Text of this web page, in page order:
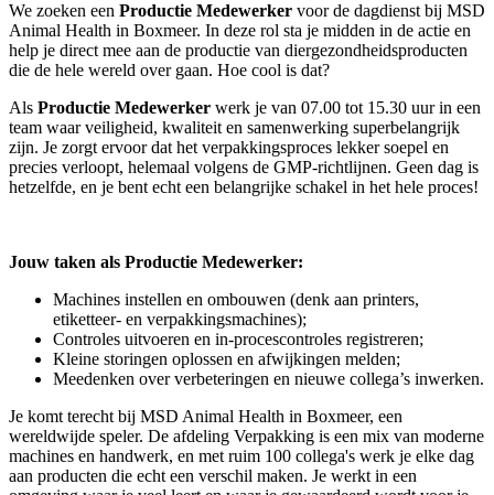
We zoeken een Productie Medewerker voor de dagdienst bij MSD
Animal Health in Boxmeer. In deze rol sta je midden in de actie en
help je direct mee aan de productie van diergezondheidsproducten
die de hele wereld over gaan. Hoe cool is dat?
Als Productie Medewerker werk je van 07.00 tot 15.30 uur in een
team waar veiligheid, kwaliteit en samenwerking superbelangrijk
zijn. Je zorgt ervoor dat het verpakkingsproces lekker soepel en
precies verloopt, helemaal volgens de GMP-richtlijnen. Geen dag is
hetzelfde, en je bent echt een belangrijke schakel in het hele proces!
Jouw taken als Productie Medewerker:
Machines instellen en ombouwen (denk aan printers,
etiketteer- en verpakkingsmachines);
Controles uitvoeren en in-procescontroles registreren;
Kleine storingen oplossen en afwijkingen melden;
Meedenken over verbeteringen en nieuwe collega’s inwerken.
Je komt terecht bij MSD Animal Health in Boxmeer, een
wereldwijde speler. De afdeling Verpakking is een mix van moderne
machines en handwerk, en met ruim 100 collega's werk je elke dag
aan producten die echt een verschil maken. Je werkt in een